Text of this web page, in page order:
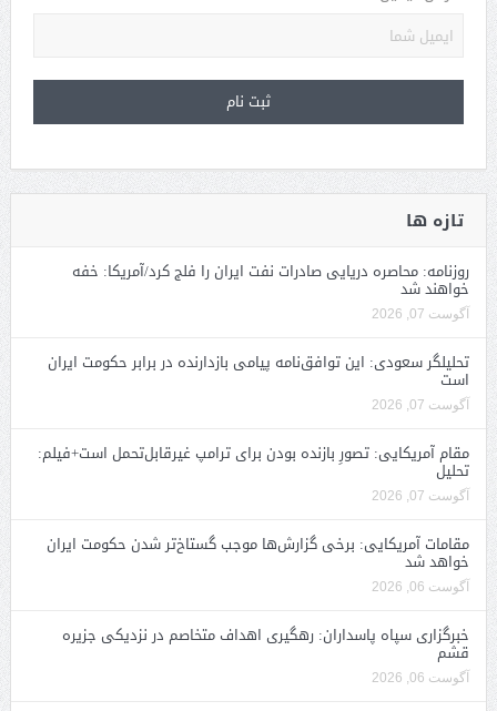
تازه ها
روزنامه: محاصره دریایی صادرات نفت ایران را فلج کرد/آمریکا: خفه
خواهند شد
آگوست 07, 2026
تحلیلگر سعودی: این توافق‌نامه پیامی بازدارنده در برابر حکومت ایران
است
آگوست 07, 2026
مقام آمریکایی: تصورِ بازنده بودن برای ترامپ غیرقابل‌تحمل است+فیلم:
تحلیل
آگوست 07, 2026
مقامات آمریکایی: برخی گزارش‌ها موجب گستاخ‌تر شدن حکومت ایران
خواهد شد
آگوست 06, 2026
خبرگزاری سپاه پاسداران: رهگیری اهداف متخاصم در نزدیکی جزیره
قشم
آگوست 06, 2026